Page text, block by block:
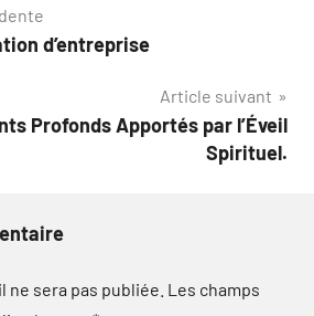
d’entreprise
Article suivant
Profonds Apportés par l’Éveil
Spirituel.
ne sera pas publiée. Les champs